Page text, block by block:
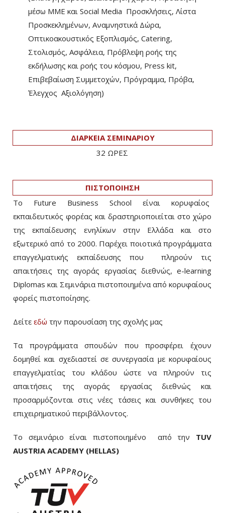
μέσω ΜΜΕ και Social Media Προσκλήσεις, Λίστα
Προσκεκλημένων, Αναμνηστικά Δώρα,
Οπτικοακουστικός Εξοπλισμός, Catering,
Στολισμός, Ασφάλεια, Πρόβλεψη ροής της
εκδήλωσης και ροής του κόσμου, Press kit,
Επιβεβαίωση Συμμετοχών, Πρόγραμμα, Πρόβα,
Έλεγχος Αξιολόγηση)
ΔΙΑΡΚΕΙΑ ΣΕΜΙΝΑΡΙΟΥ
32 ΩΡΕΣ
ΠΙΣΤΟΠΟΙΗΣΗ
Το Future Business School είναι κορυφαίος
εκπαιδευτικός φορέας και δραστηριοποιείται στο χώρο
της εκπαίδευσης ενηλίκων στην Ελλάδα και στο
εξωτερικό από το 2000. Παρέχει ποιοτικά προγράμματα
επαγγελματικής εκπαίδευσης που πληρούν τις
απαιτήσεις της αγοράς εργασίας διεθνώς, e-learning
Diplomas και Σεμινάρια πιστοποιημένα από κορυφαίους
φορείς πιστοποίησης.
Δείτε εδώ την παρουσίαση της σχολής μας
Τα προγράμματα σπουδών που προσφέρει έχουν
δομηθεί και σχεδιαστεί σε συνεργασία με κορυφαίους
επαγγελματίας του κλάδου ώστε να πληρούν τις
απαιτήσεις της αγοράς εργασίας διεθνώς και
προσαρμόζονται στις νέες τάσεις και συνθήκες του
επιχειρηματικού περιβάλλοντος.
Το σεμινάριο είναι πιστοποιημένο από την TUV
AUSTRIA ACADEMY (HELLAS)